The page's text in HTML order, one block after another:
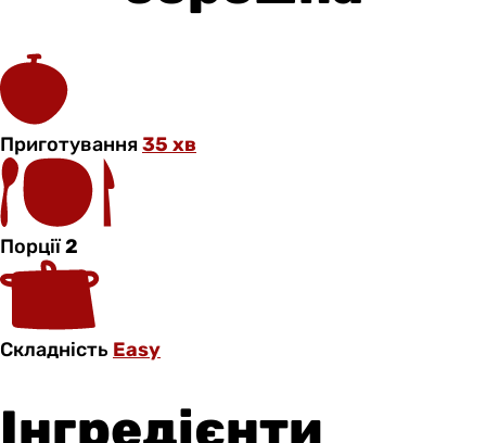
Приготування35 хв
Порції2
Складність Easy
Інгредієнти